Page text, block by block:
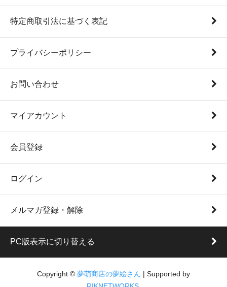
特定商取引法に基づく表記
プライバシーポリシー
お問い合わせ
マイアカウント
会員登録
ログイン
メルマガ登録・解除
PC版表示に切り替える
Copyright © 夢萌商店の夢絵さん | Supported by